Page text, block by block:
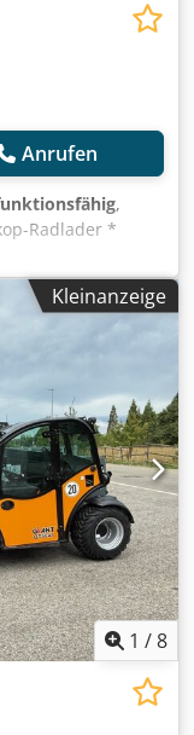
Anrufen
,
Radlader *
2.82m *
*
*
Dqwepfx Ai Serf
Kleinanzeige
1 /8